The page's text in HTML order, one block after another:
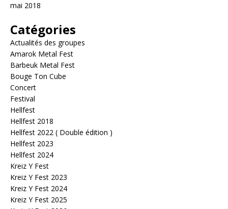
mai 2018
Catégories
Actualités des groupes
Amarok Metal Fest
Barbeuk Metal Fest
Bouge Ton Cube
Concert
Festival
Hellfest
Hellfest 2018
Hellfest 2022 ( Double édition )
Hellfest 2023
Hellfest 2024
Kreiz Y Fest
Kreiz Y Fest 2023
Kreiz Y Fest 2024
Kreiz Y Fest 2025